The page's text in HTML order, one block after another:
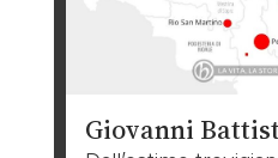
Giovanni